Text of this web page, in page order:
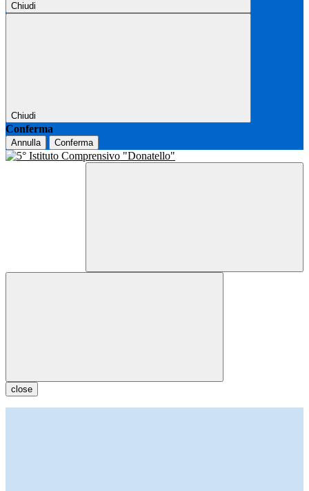
Chiudi
Chiudi
Conferma
Annulla Conferma
close